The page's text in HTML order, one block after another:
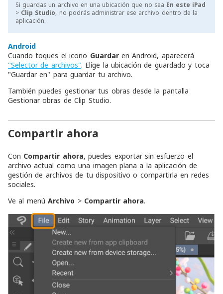
Si guardas un archivo en una ubicación que no sea En este iPad
> Clip Studio , no podrás administrar ese archivo dentro de la
aplicación.
Android
Cuando toques el icono Guardar en Android, aparecerá
"Selector de archivos". Elige la ubicación de guardado y toca
"Guardar en" para guardar tu archivo.
También puedes gestionar tus obras desde la pantalla
Gestionar obras de Clip Studio.
Compartir ahora
Con Compartir ahora, puedes exportar sin esfuerzo el
archivo actual como una imagen plana a la aplicación de
gestión de archivos de tu dispositivo o compartirla en redes
sociales.
Ve al menúArchivo > Compartir ahora.